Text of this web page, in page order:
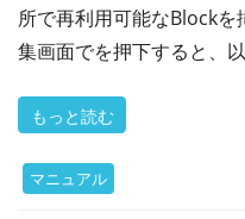
所で再利用可能なBlock
集画面でを押下すると、
もっと読む
マニュアル